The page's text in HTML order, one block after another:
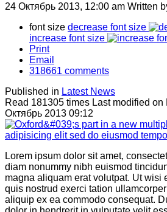
24 Октябрь 2013, 12:00 am Written
font size decrease font size
increase font size
Print
Email
318661 comments
Published in Latest News
Read 181305 times Last modified
Октябрь 2013 09:12
Lorem ipsum dolor sit amet,
diam nonummy nibh euismod
magna aliquam erat volutpat. Ut wisi
quis nostrud exerci tation
aliquip ex ea commodo consequat.